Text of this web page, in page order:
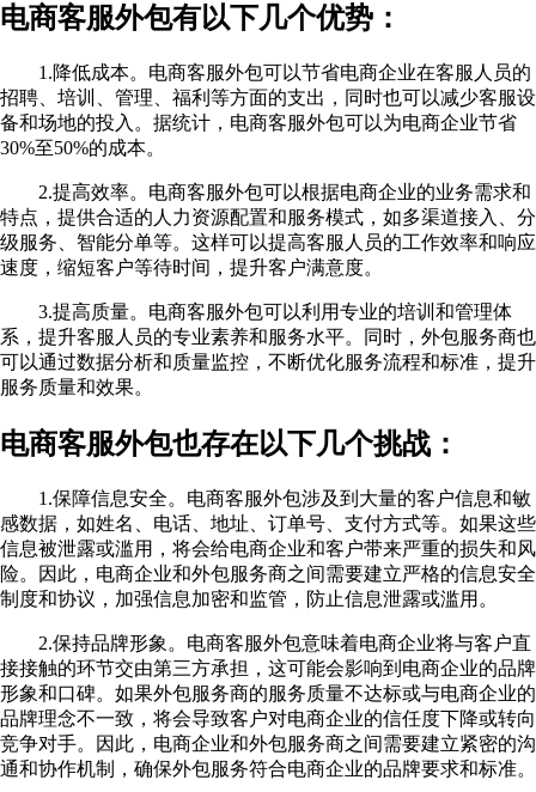
电商客服外包有以下几个优势：
1.降低成本。电商客服外包可以节省电商企业在客服人员的
招聘、培训、管理、福利等方面的支出，同时也可以减少客服设
备和场地的投入。据统计，电商客服外包可以为电商企业节省
30%至50%的成本。
2.提高效率。电商客服外包可以根据电商企业的业务需求和
特点，提供合适的人力资源配置和服务模式，如多渠道接入、分
级服务、智能分单等。这样可以提高客服人员的工作效率和响应
速度，缩短客户等待时间，提升客户满意度。
3.提高质量。电商客服外包可以利用专业的培训和管理体
系，提升客服人员的专业素养和服务水平。同时，外包服务商也
可以通过数据分析和质量监控，不断优化服务流程和标准，提升
服务质量和效果。
电商客服外包也存在以下几个挑战：
1.保障信息安全。电商客服外包涉及到大量的客户信息和敏
感数据，如姓名、电话、地址、订单号、支付方式等。如果这些
信息被泄露或滥用，将会给电商企业和客户带来严重的损失和风
险。因此，电商企业和外包服务商之间需要建立严格的信息安全
制度和协议，加强信息加密和监管，防止信息泄露或滥用。
2.保持品牌形象。电商客服外包意味着电商企业将与客户直
接接触的环节交由第三方承担，这可能会影响到电商企业的品牌
形象和口碑。如果外包服务商的服务质量不达标或与电商企业的
品牌理念不一致，将会导致客户对电商企业的信任度下降或转向
竞争对手。因此，电商企业和外包服务商之间需要建立紧密的沟
通和协作机制，确保外包服务符合电商企业的品牌要求和标准。